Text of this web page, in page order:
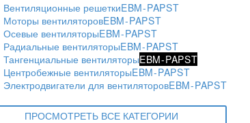
Вентиляционные решеткиEBM-PAPST
Моторы вентиляторовEBM-PAPST
Осевые вентиляторыEBM-PAPST
Радиальные вентиляторыEBM-PAPST
Тангенциальные вентиляторыEBM-PAPST
Центробежные вентиляторыEBM-PAPST
Электродвигатели для вентиляторовEBM-PAPST
ПРОСМОТРЕТЬ ВСЕ КАТЕГОРИИ